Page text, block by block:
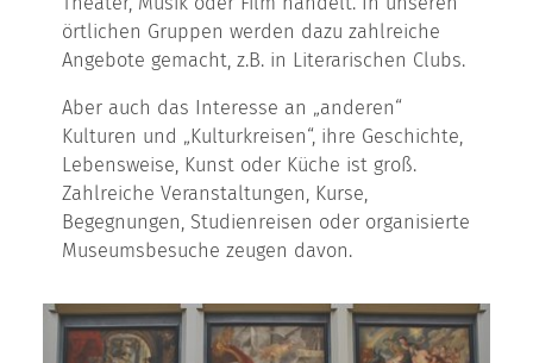
örtlichen Gruppen werden dazu zahlreiche
Angebote gemacht, z.B. in Literarischen Clubs.
Aber auch das Interesse an „anderen“
Kulturen und „Kulturkreisen“, ihre Geschichte,
Lebensweise, Kunst oder Küche ist groß.
Zahlreiche Veranstaltungen, Kurse,
Begegnungen, Studienreisen oder organisierte
Museumsbesuche zeugen davon.